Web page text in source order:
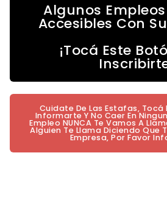
Algunos
Accesibles Con
¡Tocá Este
Cuidate De Las Estafas, Tocá
Informarte Y No Caer En
Empleo NUNCA Te Vamos A
Alguien Te Llama Diciendo Que
Empresa, Por Favor